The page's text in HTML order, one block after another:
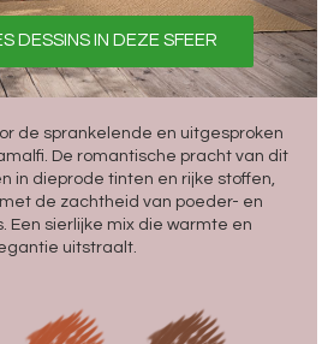
DESSINS IN DEZE SFEER
de sprankelende en uitgesproken
De romantische pracht van dit
in dieprode tinten en rijke stoffen,
de zachtheid van poeder- en
Een sierlijke mix die warmte en
uitstraalt.